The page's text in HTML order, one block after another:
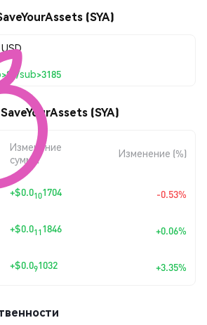
(SYA)
sub>3185
(SYA)
Изменение
суммы
Изменение (%)
+$0.0101704 -0.53%
+$0.0111846 +0.06%
+$0.091032 +3.35%